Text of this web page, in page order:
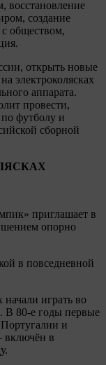
восстановление
создание
обществом,
открыть новые
электроколясках
аппарата.
провести,
футболу и
сборной
приглашает в
опорно
в повседневной
играть во
В 80-е годы первые
и
включён в